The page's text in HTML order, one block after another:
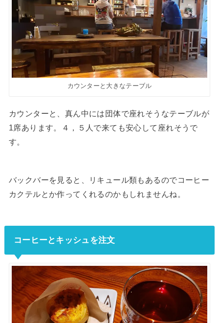
カウンターと大きなテーブル
カウンターと、真ん中には団体で座れそうなテーブルが
1席あります。４，５人で来ても安心して座れそうで
す。
バックバーを見ると、リキュール類もあるのでコーヒー
カクテルとか作ってくれるのかもしれませんね。
コーヒーとキッシュを注文